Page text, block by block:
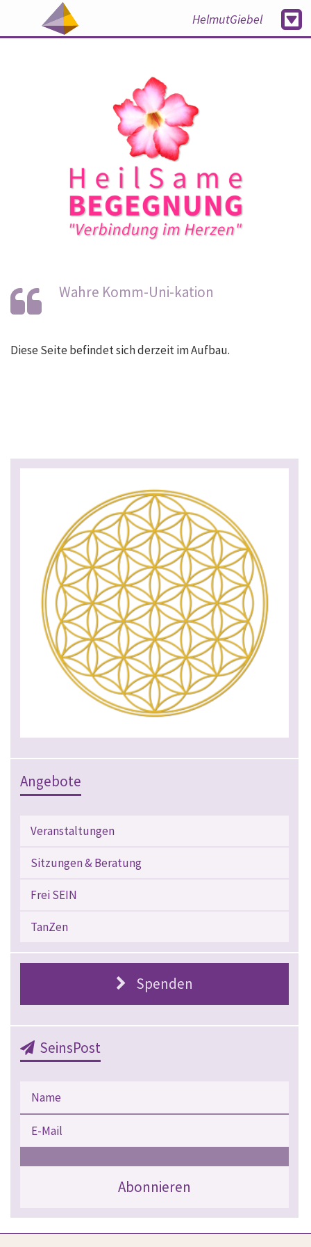
HelmutGiebel
Wahre Komm-Uni-kation
Diese Seite befindet sich derzeit im Aufbau.
Angebote
Veranstaltungen
Sitzungen & Beratung
Frei SEIN
TanZen
Spenden
SeinsPost